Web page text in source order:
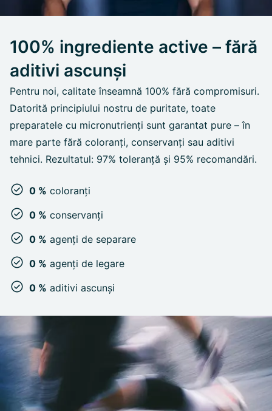
100% ingrediente active – fără
aditivi ascunși
Pentru noi, calitate înseamnă 100% fără compromisuri.
Datorită principiului nostru de puritate, toate
preparatele cu micronutrienți sunt garantat pure – în
mare parte fără coloranți, conservanți sau aditivi
tehnici. Rezultatul: 97% toleranță și 95% recomandări.
0 % coloranți
0 % conservanți
0 % agenți de separare
0 % agenți de legare
0 % aditivi ascunși